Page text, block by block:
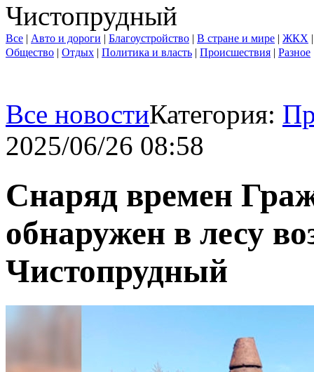
Чистопрудный
Все | Авто и дороги | Благоустройство | В стране и мире | ЖКХ
Общество | Отдых | Политика и власть | Происшествия | Разное
Все новостиКатегория:
2025/06/26 08:58
Снаряд времен
обнаружен в лесу
Чистопрудный